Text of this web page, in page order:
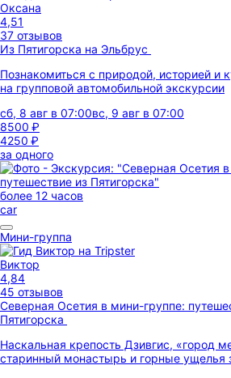
Оксана
4,51
37 отзывов
Из Пятигорска на Эльбрус
Познакомиться с природой, историей и
на групповой автомобильной экскурсии
сб, 8 авг в 07:00вс, 9 авг в 07:00
8500 ₽
4250 ₽
за одного
более 12 часов
car
Мини-группа
Виктор
4,84
45 отзывов
Северная Осетия в мини-группе:
Пятигорска
Наскальная крепость Дзивгис, «город
старинный монастырь и горные ущелья